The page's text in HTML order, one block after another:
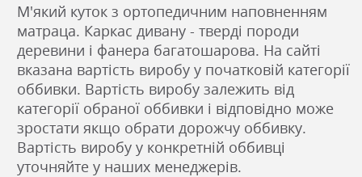
М'який куток з ортопедичним наповненням
матраца. Каркас дивану - тверді породи
деревини і фанера багатошарова. На сайті
вказана вартість виробу у початковій категорії
оббивки. Вартість виробу залежить від
категорії обраної оббивки і відповідно може
зростати якщо обрати дорожчу оббивку.
Вартість виробу у конкретній оббивці
уточняйте у наших менеджерів.